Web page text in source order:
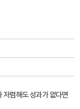
저렴해도 성과가 없다면